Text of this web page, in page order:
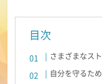
目次
さまざまなス
自分を守るた